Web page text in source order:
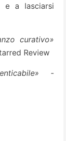
e a lasciarsi
curativo»
Review
-